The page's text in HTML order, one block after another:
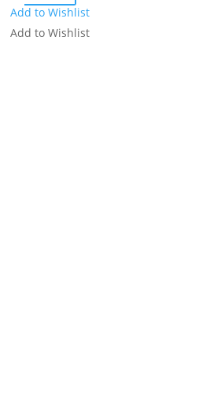
Add to Wishlist
Add to Wishlist